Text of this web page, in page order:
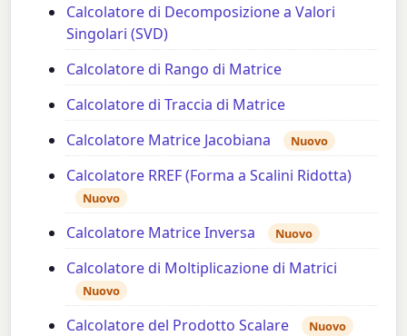
Calcolatore di Decomposizione a Valori
Singolari (SVD)
Calcolatore di Rango di Matrice
Calcolatore di Traccia di Matrice
Calcolatore Matrice Jacobiana
Nuovo
Calcolatore RREF (Forma a Scalini Ridotta)
Nuovo
Calcolatore Matrice Inversa Nuovo
Calcolatore di Moltiplicazione di Matrici
Nuovo
Calcolatore del Prodotto Scalare Nuovo